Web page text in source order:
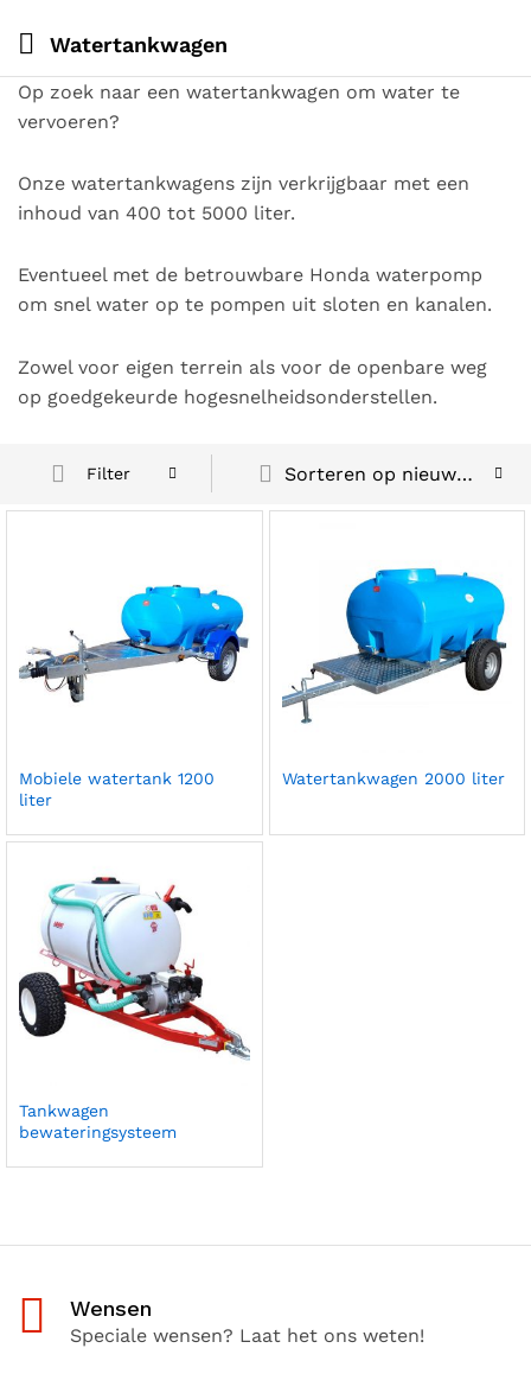
Watertankwagen
Op zoek naar een watertankwagen om water te
vervoeren?
Onze watertankwagens zijn verkrijgbaar met een
inhoud van 400 tot 5000 liter.
Eventueel met de betrouwbare Honda waterpomp
om snel water op te pompen uit sloten en kanalen.
Zowel voor eigen terrein als voor de openbare weg
op goedgekeurde hogesnelheidsonderstellen.
Filter Sorteren op nieuwste
Mobiele watertank 1200
liter
Watertankwagen 2000 liter
Tankwagen
bewateringsysteem
Wensen
Speciale wensen? Laat het ons weten!